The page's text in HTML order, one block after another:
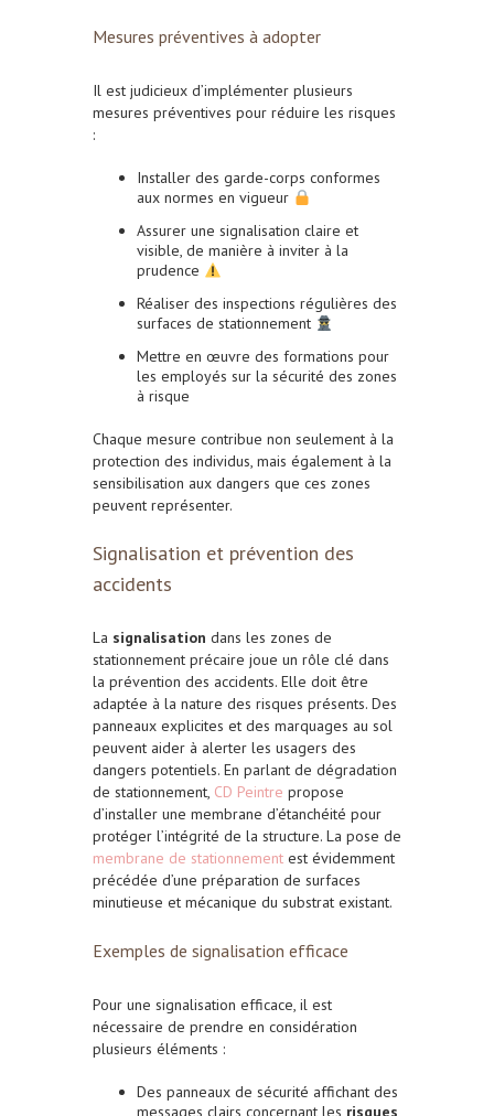
Mesures préventives à adopter
Il est judicieux d’implémenter plusieurs
mesures préventives pour réduire les risques
:
Installer des garde-corps conformes
aux normes en vigueur
Assurer une signalisation claire et
visible, de manière à inviter à la
prudence
Réaliser des inspections régulières des
surfaces de stationnement
Mettre en œuvre des formations pour
les employés sur la sécurité des zones
à risque
Chaque mesure contribue non seulement à la
protection des individus, mais également à la
sensibilisation aux dangers que ces zones
peuvent représenter.
Signalisation et prévention des
accidents
La signalisation dans les zones de
stationnement précaire joue un rôle clé dans
la prévention des accidents. Elle doit être
adaptée à la nature des risques présents. Des
panneaux explicites et des marquages au sol
peuvent aider à alerter les usagers des
dangers potentiels. En parlant de dégradation
de stationnement, CD Peintre propose
d’installer une membrane d’étanchéité pour
protéger l’intégrité de la structure. La pose de
membrane de stationnement est évidemment
précédée d’une préparation de surfaces
minutieuse et mécanique du substrat existant.
Exemples de signalisation efficace
Pour une signalisation efficace, il est
nécessaire de prendre en considération
plusieurs éléments :
Des panneaux de sécurité affichant des
messages clairs concernant les risques